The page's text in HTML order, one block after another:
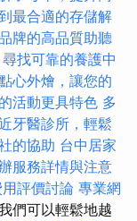
最合適的存儲解
牌的高品質助聽
尋找可靠的養護中
心外燴，讓您的
活動更具特色 多
牙醫診所，輕鬆
的協助 台中居家
服務詳情與注意
評價討論 專業網
們可以輕鬆地越